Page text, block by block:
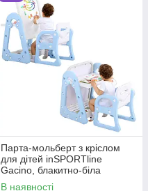
Парта-мольберт з кріслом
для дітей inSPORTline
Gacino, блакитно-біла
В наявності